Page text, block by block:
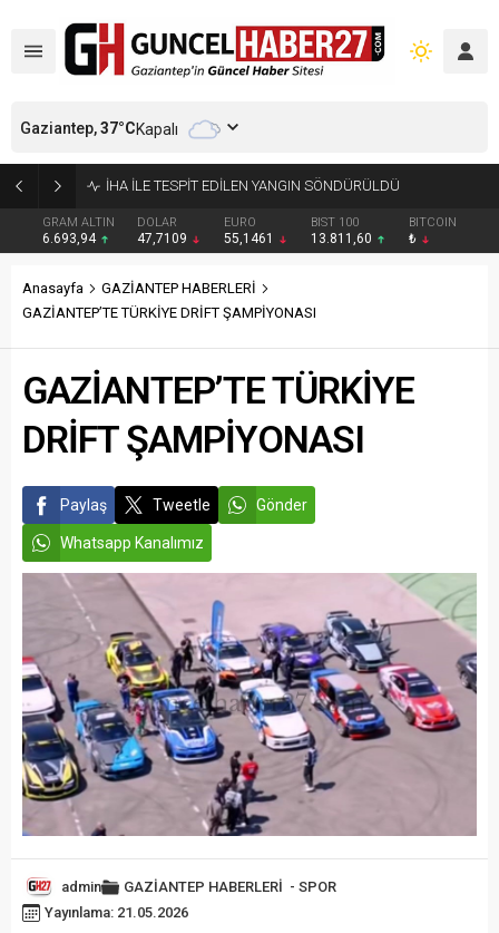
GAZİANTEP’TE YENİ PARTİ’NİN KADROSU BELLİ OLDU
GRAM ALTIN
6.693,94
DOLAR
47,7109
EURO
55,1461
BIST 100
13.811,60
BITCOIN
₺
Gaziantep,37°CKapalı
Anasayfa
GAZİANTEP HABERLERİ
GAZİANTEP’TE TÜRKİYE DRİFT ŞAMPİYONASI
GAZİANTEP’TE TÜRKİYE
DRİFT ŞAMPİYONASI
Paylaş Tweetle Gönder
Whatsapp Kanalımız
admin GAZİANTEP HABERLERİ - SPOR
Yayınlama: 21.05.2026